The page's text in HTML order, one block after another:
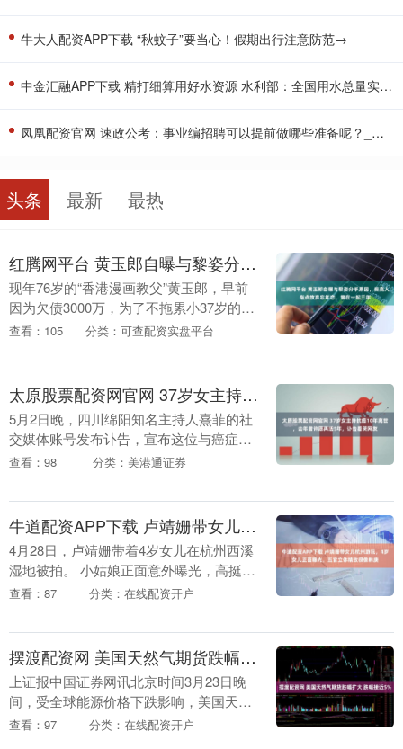
牛大人配资APP下载 “秋蚊子”要当心！假期出行注意防范→
中金汇融APP下载 精打细算用好水资源 水利部：全国用水总量实现零增长
凤凰配资官网 速政公考：事业编招聘可以提前做哪些准备呢？_进行_申论_考试
头条 最新 最热
红腾网平台 黄玉郎自曝与黎姿分手原因，受高人指点放弃忘年恋，曾在一起三年
现年76岁的“香港漫画教父”黄玉郎，早前
因为欠债3000万，为了不拖累小37岁的妻
子Cass以及6岁的儿子，他自曝正在办离
址....
查看：105 分类：可查配资实盘平台
太原股票配资网官网 37岁女主持抗癌10年离世，去年曾许愿再活5年，讣告看哭网友
5月2日晚，四川绵阳知名主持人熹菲的社
交媒体账号发布讣告，宣布这位与癌症抗
争了整整10年的姑娘，最终还是没能挺过
世，年仅....
查看：98 分类：美港通证券
牛道配资APP下载 卢靖姗带女儿杭州游玩，4岁女儿正面曝光，五官立体精致很像韩庚
4月28日，卢靖姗带着4岁女儿在杭州西溪
湿地被拍。 小姑娘正面意外曝光，高挺的
鼻梁山根简直和韩庚一个模子刻出来的。
波点上衣....
查看：87 分类：在线配资开户
摆渡配资网 美国天然气期货跌幅扩大 跌幅接近5%
上证报中国证券网讯北京时间3月23日晚
间，受全球能源价格下跌影响，美国天然
气期货跌幅扩大。截至9时18分，其价格
查看：97 分类：在线配资开户